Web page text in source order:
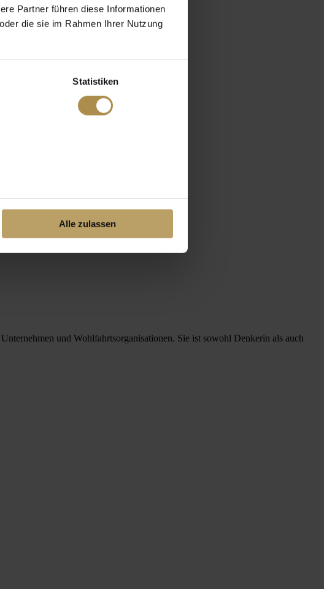
Partner führen diese Informationen
die sie im Rahmen Ihrer Nutzung
Statistiken
Alle zulassen
und Wohlfahrtsorganisationen. Sie ist sowohl Denkerin als auch